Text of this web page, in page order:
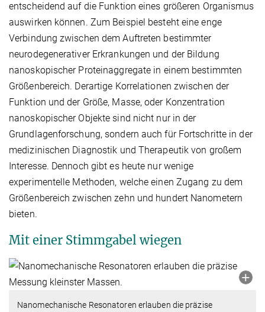
entscheidend auf die Funktion eines größeren Organismus
auswirken können. Zum Beispiel besteht eine enge
Verbindung zwischen dem Auftreten bestimmter
neurodegenerativer Erkrankungen und der Bildung
nanoskopischer Proteinaggregate in einem bestimmten
Größenbereich. Derartige Korrelationen zwischen der
Funktion und der Größe, Masse, oder Konzentration
nanoskopischer Objekte sind nicht nur in der
Grundlagenforschung, sondern auch für Fortschritte in der
medizinischen Diagnostik und Therapeutik von großem
Interesse. Dennoch gibt es heute nur wenige
experimentelle Methoden, welche einen Zugang zu dem
Größenbereich zwischen zehn und hundert Nanometern
bieten.
Mit einer Stimmgabel wiegen
Nanomechanische Resonatoren erlauben die präzise